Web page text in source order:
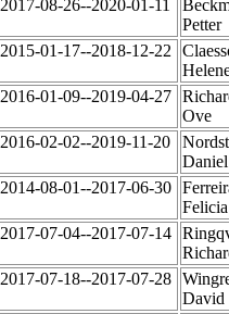
2017-08-26--2020-01-11
Petter
2015-01-17--2018-12-22
2016-01-09--2019-04-27
Ove
2016-02-02--2019-11-20
2014-08-01--2017-06-30
2017-07-04--2017-07-14
2017-07-18--2017-07-28
David